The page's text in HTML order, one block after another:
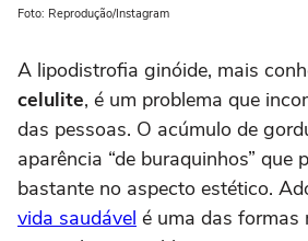
Foto: Reprodução/Instagram
A lipodistrofia ginóide, mais
celulite, é um problema que
das pessoas. O acúmulo de
aparência “de buraquinhos” que
bastante no aspecto estético.
vida saudável é uma das formas